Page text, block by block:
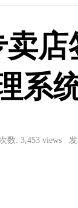
店
系
数: 3,453 views